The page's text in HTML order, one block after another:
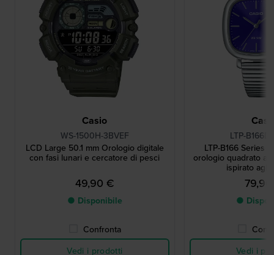
Casio
WS-1500H-3BVEF
LCD Large 50.1 mm Orologio digitale
con fasi lunari e cercatore di pesci
49,90 €
● Disponibile
Confronta
Vedi i prodotti
LTP-
LTP-B166 Series
orologio quadrato al
ispirato agli
●
Vedi i